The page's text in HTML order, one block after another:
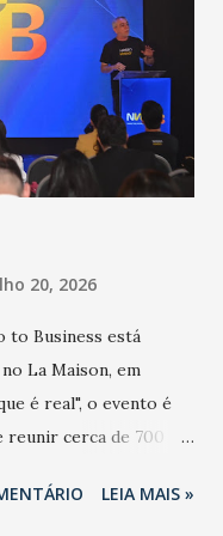
com um poder de
apontou o
com chance de
grande risco à
saber fazer a
não so...
20, 2026
to Business está
La Maison, em
é real", o evento é
cerca de 700
2022, o NM2B
LEIA MAIS »